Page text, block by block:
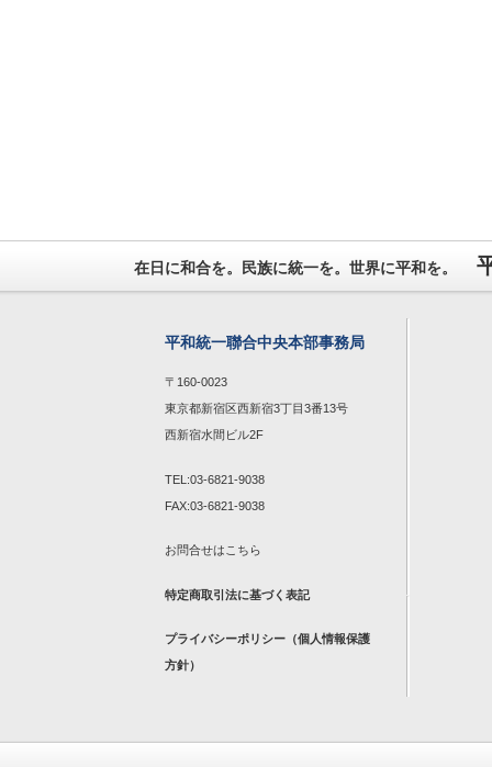
在日に和合を。民族に統一を。世界に平和を。
平和統一聯合中央本部事務局
〒160-0023
東京都新宿区西新宿3丁目3番13号
西新宿水間ビル2F
TEL:03-6821-9038
FAX:03-6821-9038
お問合せは こちら
特定商取引法に基づく表記
プライバシーポリシー（個人情報保護
方針）